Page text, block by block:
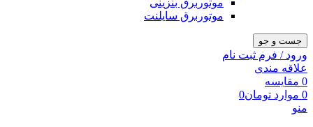
موتوربرق بنزینی
موتوربرق سایلنت
جست و جو
ورود / فرم ثبت نام
علاقه مندی
0 مقایسه
0 موارد تومان0
منو